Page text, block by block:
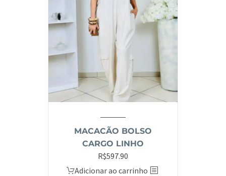
MACACÃO BOLSO
CARGO LINHO
R$597.90
Adicionar ao carrinho